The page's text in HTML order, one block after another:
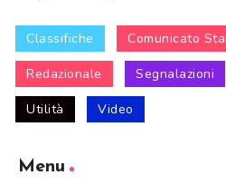
Classifiche Comunicato
Redazionale Segnalazioni
Utilità Video
Menu